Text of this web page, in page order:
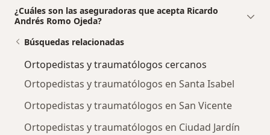
¿Cuáles son las aseguradoras que acepta Ricardo
Andrés Romo Ojeda?
Búsquedas relacionadas
Ortopedistas y traumatólogos cercanos
Ortopedistas y traumatólogos en Santa Isabel
Ortopedistas y traumatólogos en San Vicente
Ortopedistas y traumatólogos en Ciudad Jardín